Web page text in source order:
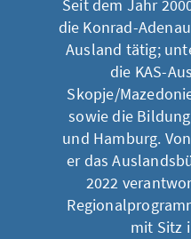
Seit dem Jahr
die Konrad-
Ausland tätig;
die KAS-
Skopje/
sowie die
und Hamburg.
er das
2022
mit Sitz